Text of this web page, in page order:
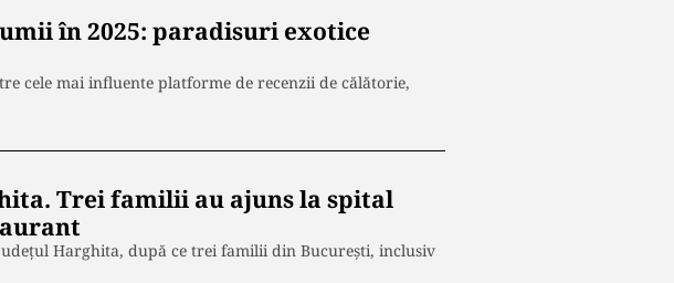
în 2025: paradisuri exotice
cele mai influente platforme de recenzii de călătorie,
Trei familii au ajuns la spital
Harghita, după ce trei familii din București, inclusiv